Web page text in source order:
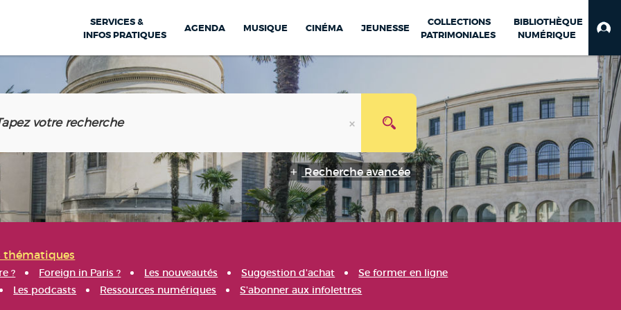
SERVICES &
INFOS PRATIQUES
AGENDA MUSIQUE CINÉMA JEUNESSE
COLLECTIONS
PATRIMONIALES
BIBLIOTHÈQUE
NUMÉRIQUE
Recherche avancée
thématiques
? Foreign in Paris ? Les nouveautés Suggestion d'achat
Se former en ligne
Les podcasts Ressources numériques S'abonner aux infolettres